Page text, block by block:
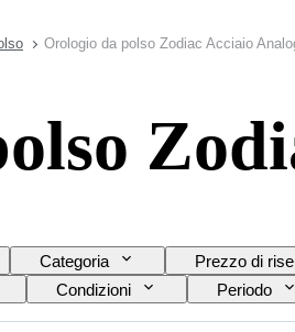
Orologio da polso Zodiac Acciaio
Categoria Prezzo di
Condizioni Periodo
del cinturino dell’orologio